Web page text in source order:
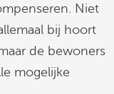
Niet
bij hoort
de bewoners
mogelijke